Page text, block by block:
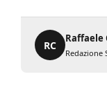
RC
Raffaele
Redazione